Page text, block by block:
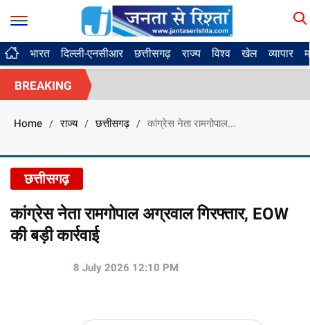
भारत दिल्ली-एनसीआर छत्तीसगढ़ राज्य विश्व खेल व्यापार
BREAKING
Home / राज्य / छत्तीसगढ़ / कांग्रेस नेता रामगोपाल...
छत्तीसगढ़
कांग्रेस नेता रामगोपाल अग्रवाल गिरफ्तार, EOW
की बड़ी कार्रवाई
8 July 2026 12:10 PM